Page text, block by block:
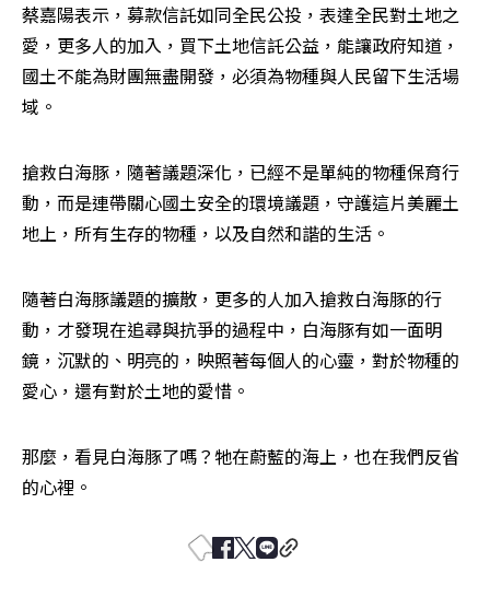
蔡嘉陽表示，募款信託如同全民公投，表達全民對土地之
愛，更多人的加入，買下土地信託公益，能讓政府知道，
國土不能為財團無盡開發，必須為物種與人民留下生活場
域。
搶救白海豚，隨著議題深化，已經不是單純的物種保育行
動，而是連帶關心國土安全的環境議題，守護這片美麗土
地上，所有生存的物種，以及自然和諧的生活。
隨著白海豚議題的擴散，更多的人加入搶救白海豚的行
動，才發現在追尋與抗爭的過程中，白海豚有如一面明
鏡，沉默的、明亮的，映照著每個人的心靈，對於物種的
愛心，還有對於土地的愛惜。
那麼，看見白海豚了嗎？牠在蔚藍的海上，也在我們反省
的心裡。